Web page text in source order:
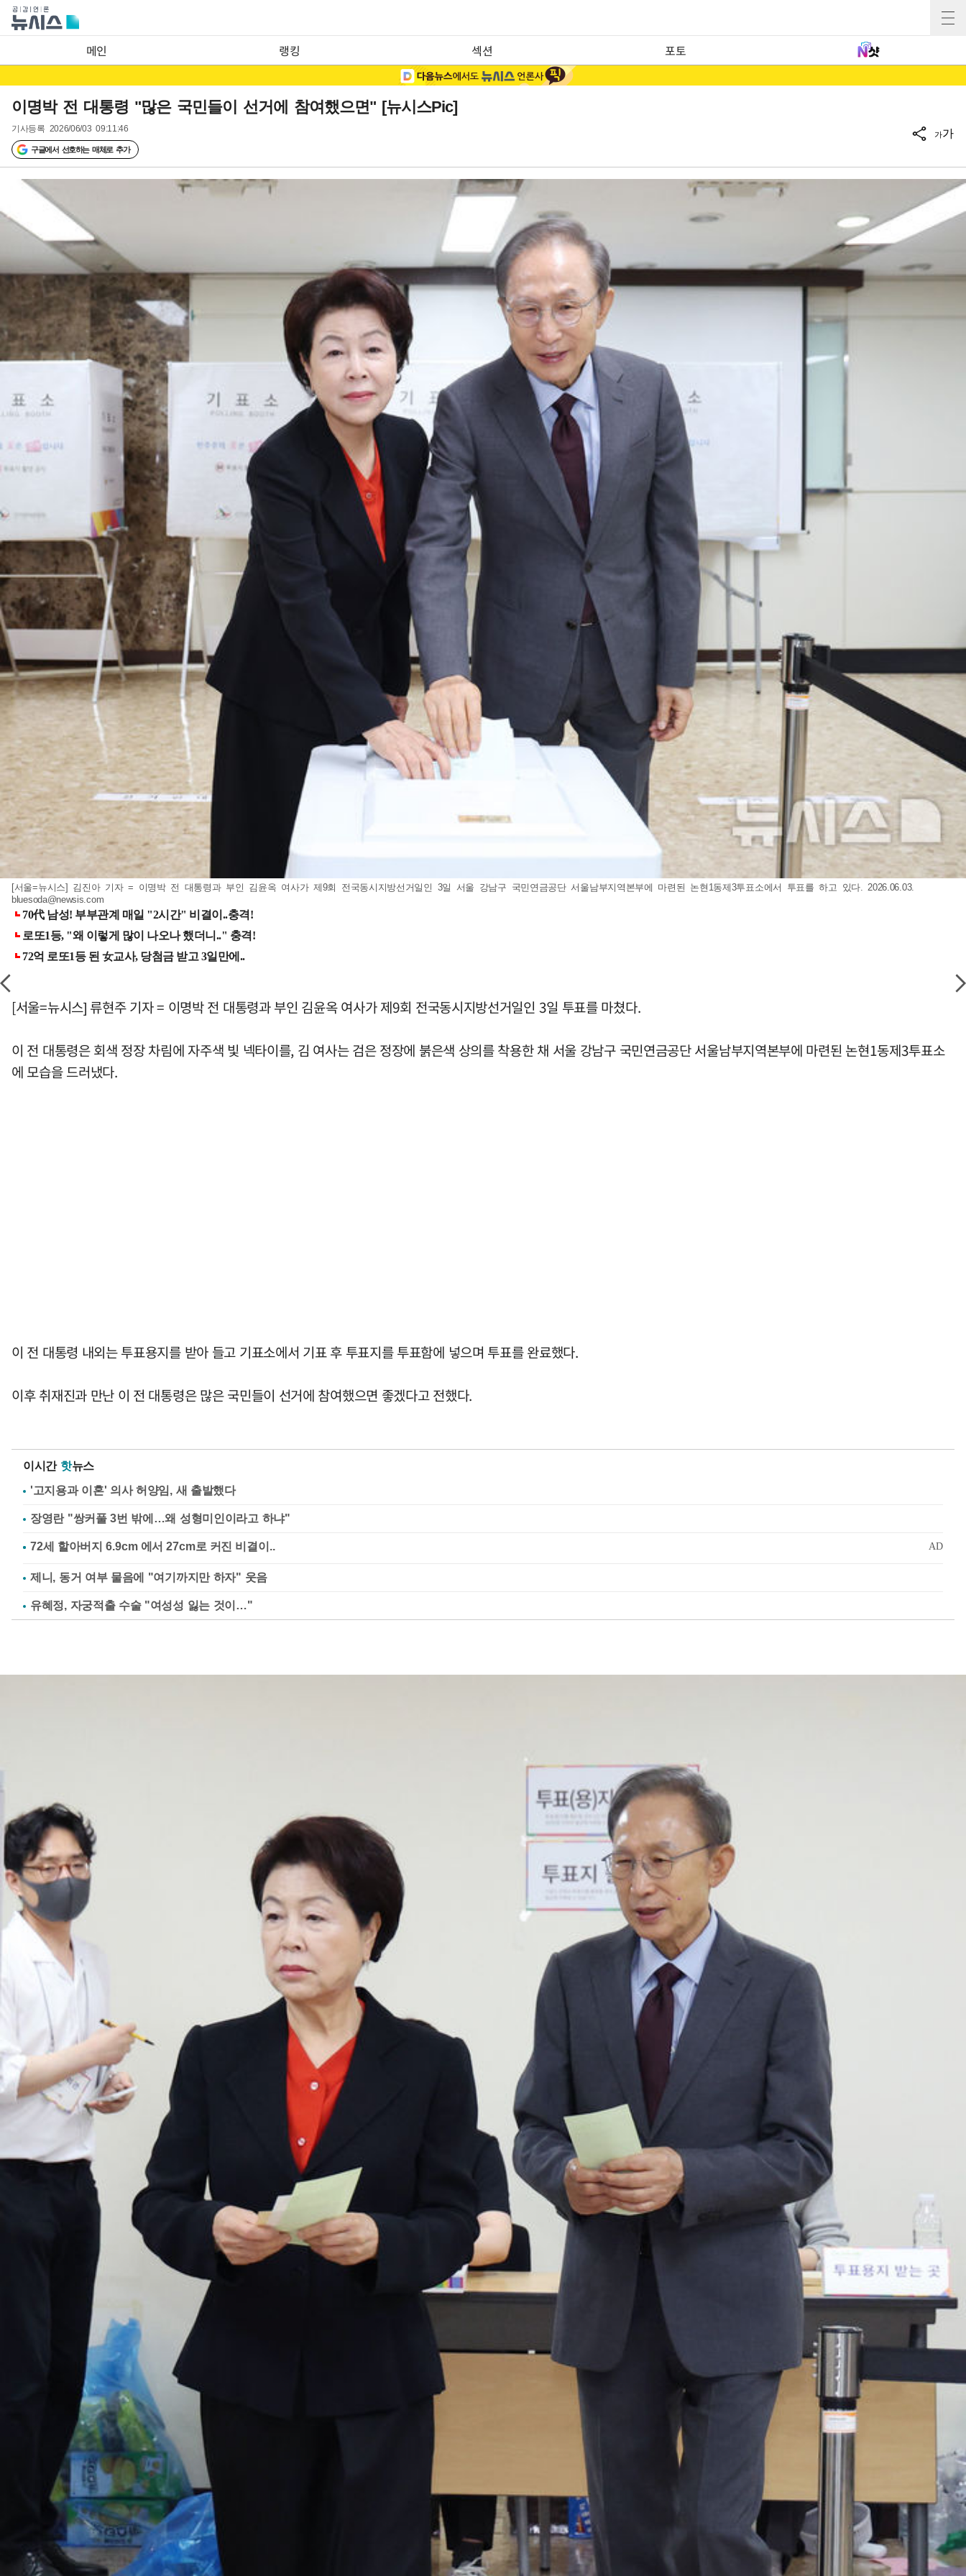
메인 랭킹 섹션 포토
이명박 전 대통령 "많은 국민들이 선거에 참여했으면" [뉴시스Pic]
기사등록 2026/06/03 09:11:46
구글에서 선호하는 매체로 추가
가가
[서울=뉴시스] 김진아 기자 = 이명박 전 대통령과 부인 김윤옥 여사가 제9회 전국동시지방선거일인 3일 서울 강남구 국민연금공단 서울남부지역본부에 마련된 논현1동제3투표소에서 투표를 하고 있다. 2026.06.03.
bluesoda@newsis.com
[서울=뉴시스] 류현주 기자 = 이명박 전 대통령과 부인 김윤옥 여사가 제9회 전국동시지방선거일인 3일 투표를 마쳤다.
이 전 대통령은 회색 정장 차림에 자주색 빛 넥타이를, 김 여사는 검은 정장에 붉은색 상의를 착용한 채 서울 강남구 국민연금공단 서울남부지역본부에 마련된 논현1동제3투표소
에 모습을 드러냈다.
이 전 대통령 내외는 투표용지를 받아 들고 기표소에서 기표 후 투표지를 투표함에 넣으며 투표를 완료했다.
이후 취재진과 만난 이 전 대통령은 많은 국민들이 선거에 참여했으면 좋겠다고 전했다.
이시간 핫뉴스
'고지용과 이혼' 의사 허양임, 새 출발했다
장영란 "쌍커풀 3번 밖에…왜 성형미인이라고 하냐"
제니, 동거 여부 물음에 "여기까지만 하자" 웃음
유혜정, 자궁적출 수술 "여성성 잃는 것이…"